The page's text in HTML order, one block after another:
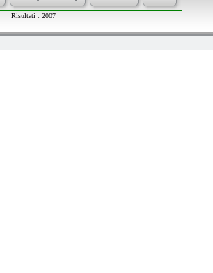
Risultati : 2007